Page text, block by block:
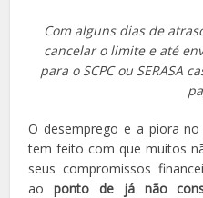
Com alguns dias de
cancelar o limite e até
para o SCPC ou SERASA
O desemprego e a piora
tem feito com que muitos
seus compromissos
aoponto de já não